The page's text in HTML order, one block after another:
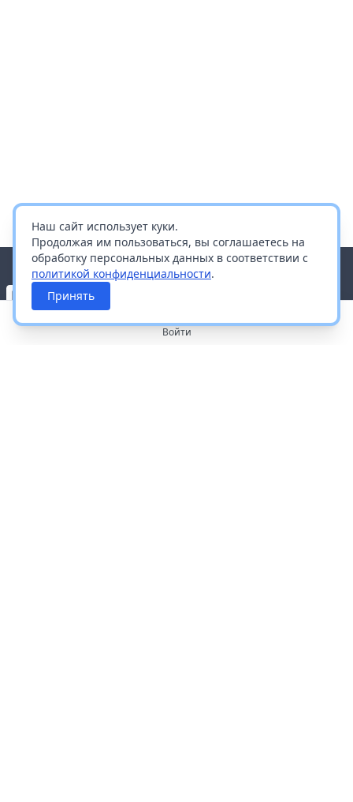
Наш сайт использует куки.
Продолжая им пользоваться, вы соглашаетесь на
обработку персональных данных в соответствии с
политикой конфиденциальности.
Принять
Войти